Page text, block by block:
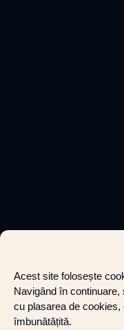
Acest site folosește
Navigând în
cu plasarea de
îmbunătățită.